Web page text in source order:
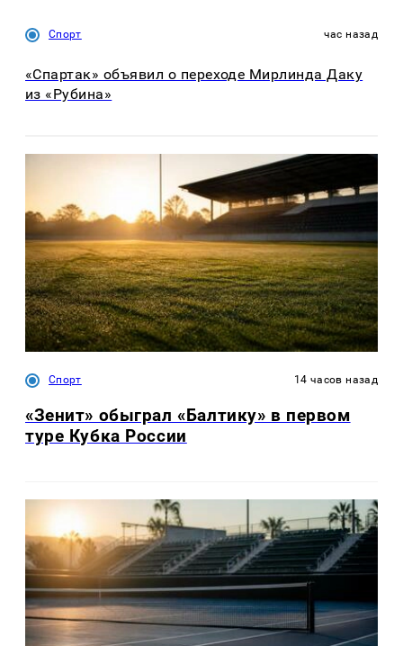
Спорт час назад
«Спартак» объявил о переходе Мирлинда Даку
из «Рубина»
Спорт 14 часов назад
«Зенит» обыграл «Балтику» в первом
туре Кубка России